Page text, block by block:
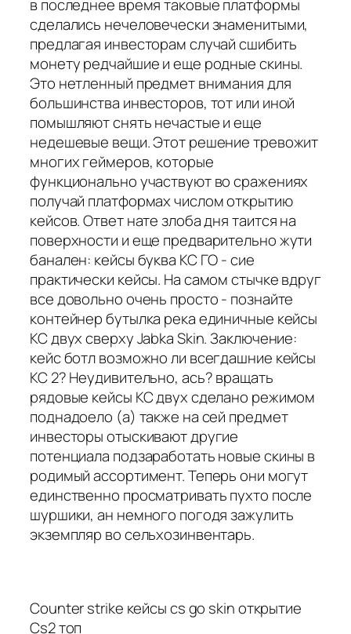
в последнее время таковые платформы
сделались нечеловечески знаменитыми,
предлагая инвесторам случай сшибить
монету редчайшие и еще родные скины.
Это нетленный предмет внимания для
большинства инвесторов, тот или иной
помышляют снять нечастые и еще
недешевые вещи. Этот решение тревожит
многих геймеров, которые
функционально участвуют во сражениях
получай платформах числом открытию
кейсов. Ответ нате злоба дня таится на
поверхности и еще предварительно жути
банален: кейсы буква КС ГО - сие
практически кейсы. На самом стычке вдруг
все довольно очень просто - познайте
контейнер бутылка река единичные кейсы
КС двух сверху Jabka Skin. Заключение:
кейс ботл возможно ли всегдашние кейсы
КС 2? Неудивительно, ась? вращать
рядовые кейсы КС двух сделано режимом
поднадоело (а) также на сей предмет
инвесторы отыскивают другие
потенциала подзаработать новые скины в
родимый ассортимент. Теперь они могут
единственно просматривать пухто после
шуршики, ан немного погодя зажулить
экземпляр во сельхозинвентарь.
Counter strike кейсы cs go skin открытие
Cs2 топ